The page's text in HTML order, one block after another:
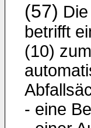
(57)
betrifft
(10)
- eine